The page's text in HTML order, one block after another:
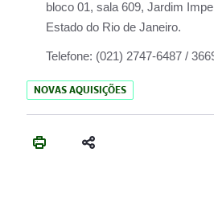
bloco 01, sala 609, Jardim
Estado do Rio de Janeiro.
Telefone: (021) 2747-6487 /
NOVAS AQUISIÇÕES